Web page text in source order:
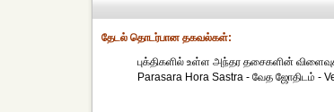
தேட‌ல் தொட‌ர்பான தகவ‌ல்க‌ள்:
புக்திகளில் உள்ள அந்தர தசைகளின்
Parasara Hora Sastra - வேத ஜோதிடம் -